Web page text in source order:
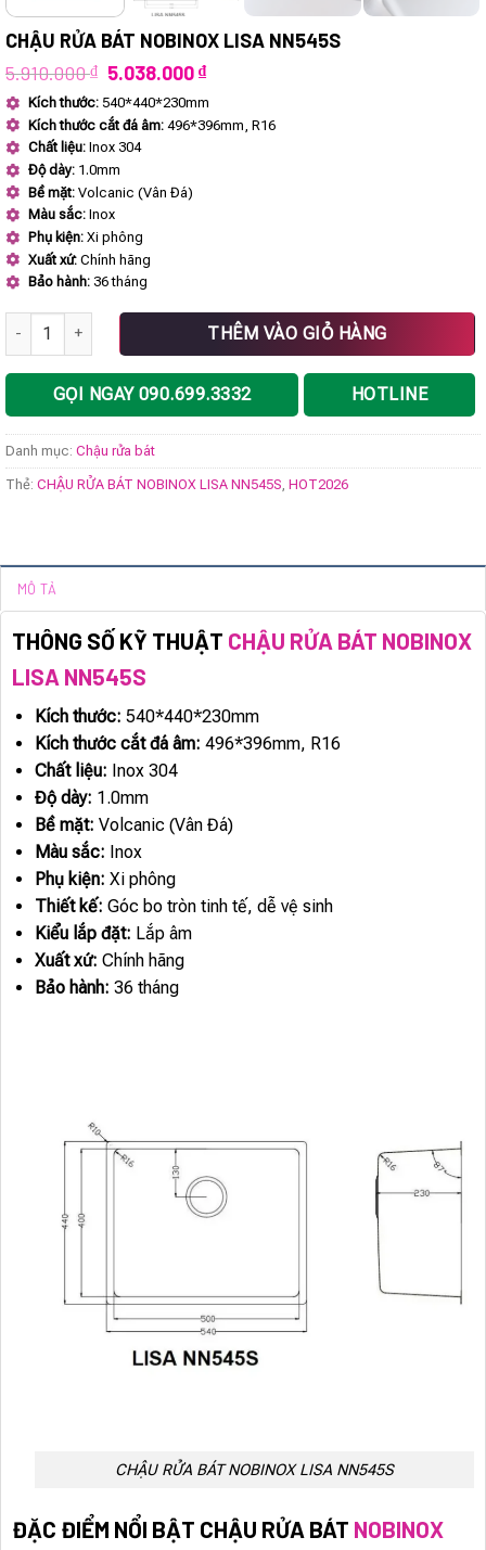
CHẬU RỬA BÁT NOBINOX LISA NN545S
5.910.000₫ Giá
là:
5.910.000 ₫.
5.038.000₫Giá
tại
là:
Kích thước: 540*440*230mm
Kích thước cắt đá âm: 496*396mm, R16
Chất liệu: Inox 304
Độ dày: 1.0mm
Bề mặt: Volcanic (Vân Đá)
Màu sắc: Inox
Phụ kiện: Xi phông
Xuất xứ: Chính hãng
Bảo hành: 36 tháng
CHẬU RỬA BÁT NOBINOX LISA NN545S số lượng
THÊM VÀO GIỎ HÀNG
GỌI NGAY 090.699.3332 HOTLINE
Danh mục: Chậu rửa bát
Thẻ: CHẬU RỬA BÁT NOBINOX LISA NN545S HOT2026
MÔ TẢ
THÔNG SỐ KỸ THUẬT CHẬU RỬA BÁT NOBINOX
LISA NN545S
Kích thước: 540*440*230mm
Kích thước cắt đá âm: 496*396mm, R16
Chất liệu: Inox 304
Độ dày: 1.0mm
Bề mặt: Volcanic (Vân Đá)
Màu sắc: Inox
Phụ kiện: Xi phông
Thiết kế: Góc bo tròn tinh tế, dễ vệ sinh
Kiểu lắp đặt: Lắp âm
Xuất xứ: Chính hãng
Bảo hành: 36 tháng
CHẬU RỬA BÁT NOBINOX LISA NN545S
ĐẶC ĐIỂM NỔI BẬT CHẬU RỬA BÁT NOBINOX